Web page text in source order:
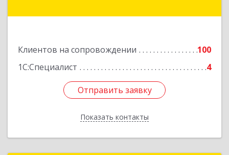
Клиентов на сопровождении
100
1С:Специалист
4
Отправить заявку
Показать контакты
Подробнее
Отправить заявку
Назад